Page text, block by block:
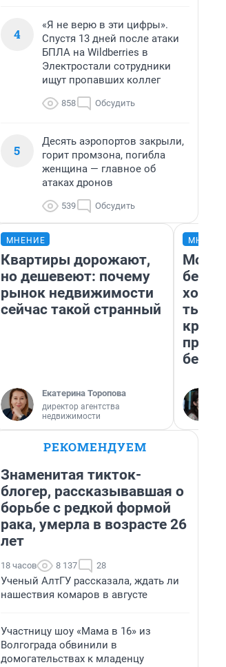
4
«Я не верю в эти цифры».
Спустя 13 дней после атаки
БПЛА на Wildberries в
Электростали сотрудники
ищут пропавших коллег
858 Обсудить
5
Десять аэропортов закрыли,
горит промзона, погибла
женщина — главное об
атаках дронов
539 Обсудить
МНЕНИЕ
Квартиры дорожают,
но дешевеют: почему
рынок недвижимости
сейчас такой странный
Екатерина Торопова
директор агентства
недвижимости
Мой
РЕКОМЕНДУЕМ
Знаменитая тикток-
блогер, рассказывавшая о
борьбе с редкой формой
рака, умерла в возрасте 26
лет
18 часов 8 137 28
Ученый АлтГУ рассказала, ждать ли
нашествия комаров в августе
Участницу шоу «Мама в 16» из
Волгограда обвинили в
домогательствах к младенцу